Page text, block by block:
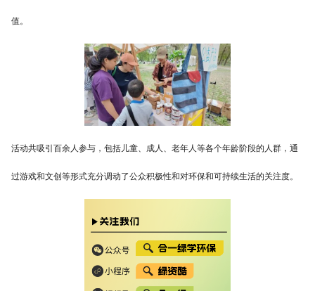
值。
活动共吸引百余人参与，包括儿童、成人、老年人等各个年龄阶段的人群，通
过游戏和文创等形式充分调动了公众积极性和对环保和可持续生活的关注度。